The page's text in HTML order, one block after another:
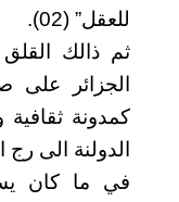
للعقل” (02).
ثم ذالك
الجزائر على
كمدونة
الدولنة الى رج
في ما كان